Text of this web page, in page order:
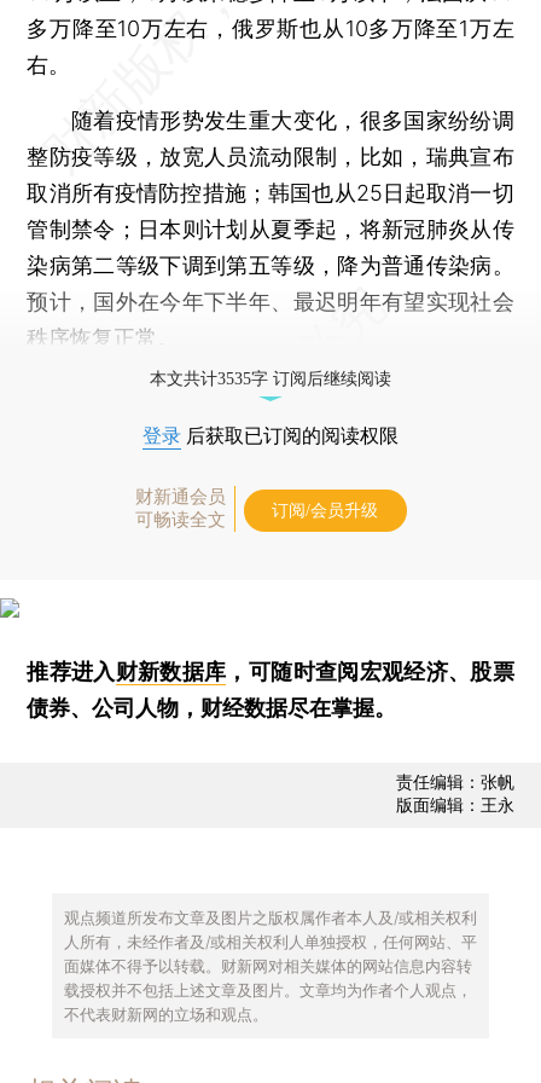
多万降至10万左右，俄罗斯也从10多万降至1万左
右。
随着疫情形势发生重大变化，很多国家纷纷调
整防疫等级，放宽人员流动限制，比如，瑞典宣布
取消所有疫情防控措施；韩国也从25日起取消一切
管制禁令；日本则计划从夏季起，将新冠肺炎从传
染病第二等级下调到第五等级，降为普通传染病。
预计，国外在今年下半年、最迟明年有望实现社会
秩序恢复正常。
本文共计3535字 订阅后继续阅读
登录 后获取已订阅的阅读权限
财新通会员
可畅读全文
订阅/会员升级
推荐进入财新数据库 ，可随时查阅宏观经济、股票
债券、公司人物，财经数据尽在掌握。
责任编辑：张帆
版面编辑：王永
观点频道所发布文章及图片之版权属作者本人及/或相关权利
人所有，未经作者及/或相关权利人单独授权，任何网站、平
面媒体不得予以转载。财新网对相关媒体的网站信息内容转
载授权并不包括上述文章及图片。文章均为作者个人观点，
不代表财新网的立场和观点。